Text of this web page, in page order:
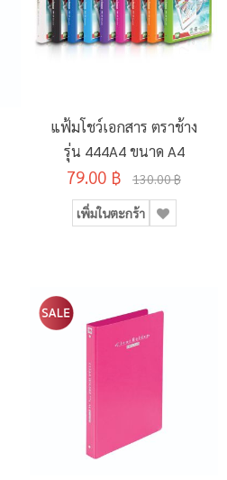
แฟ้มโชว์เอกสาร ตราช้าง
รุ่น 444A4 ขนาด A4
79.00 ฿ 130.00 ฿
เพิ่มในตะกร้า